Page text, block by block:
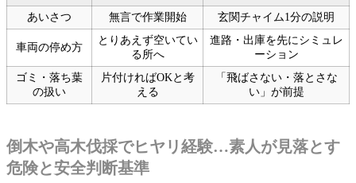
あいさつ 無言で作業開始 玄関チャイム1分の説明
車両の停め方
とりあえず空いてい
る所へ
進路・出庫を先にシミュレ
ーション
ゴミ・落ち葉
の扱い
片付ければOKと考
える
「飛ばさない・落とさな
い」が前提
倒木や高木伐採でヒヤリ経験…素人が見落とす
危険と安全判断基準